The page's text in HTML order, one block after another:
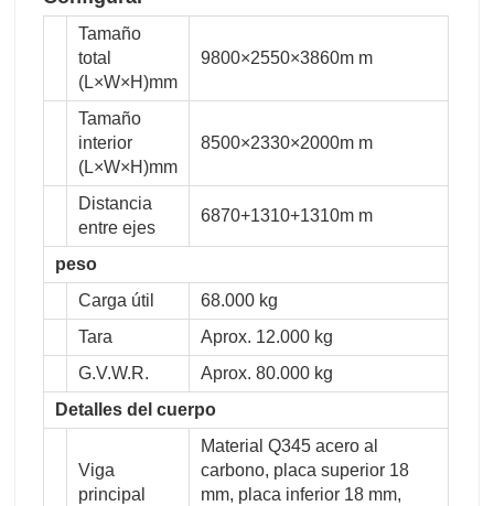
Tamaño
total
(L×W×H)mm
9800×2550×3860m m
Tamaño
interior
(L×W×H)mm
8500×2330×2000m m
Distancia
entre ejes
6870+1310+1310m m
peso
Carga útil
68.000 kg
Tara
Aprox. 12.000 kg
G.V.W.R.
Aprox. 80.000 kg
Detalles del cuerpo
Viga
principal
Material Q345 acero al
carbono, placa superior 18
mm, placa inferior 18 mm,